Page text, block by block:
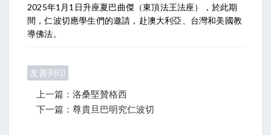
2025年1月1日升座夏巴曲傑（東頂法王法座），於此期
間，仁波切應學生們的邀請，赴澳大利亞、台灣和美國教
導佛法。
友善列印
上一篇：洛桑堅贊格西
下一篇：尊貴旦巴明究仁波切